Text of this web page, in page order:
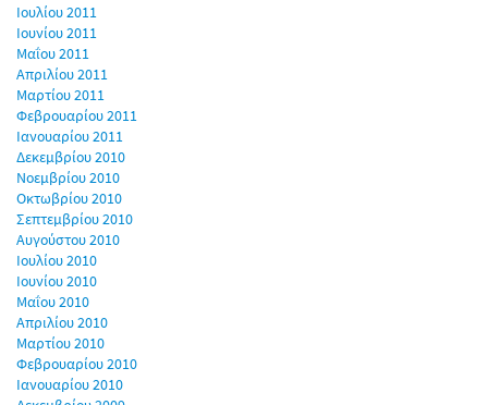
Ιουλίου 2011
Ιουνίου 2011
Μαΐου 2011
Απριλίου 2011
Μαρτίου 2011
Φεβρουαρίου 2011
Ιανουαρίου 2011
Δεκεμβρίου 2010
Νοεμβρίου 2010
Οκτωβρίου 2010
Σεπτεμβρίου 2010
Αυγούστου 2010
Ιουλίου 2010
Ιουνίου 2010
Μαΐου 2010
Απριλίου 2010
Μαρτίου 2010
Φεβρουαρίου 2010
Ιανουαρίου 2010